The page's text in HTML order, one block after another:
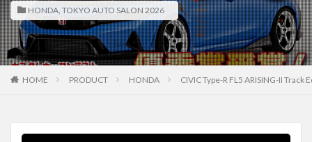
HONDA, TOKYO AUTO SALON 2026
HOME PRODUCT HONDA CIVIC Type-R FL5 ARISING-II Track